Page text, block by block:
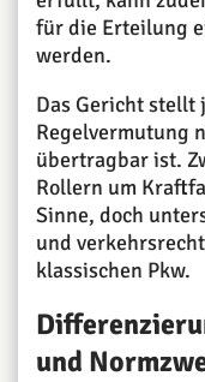
für die Erteilung
werden.
Das Gericht stellt
Regelvermutung
übertragbar ist.
Rollern um
Sinne, doch
und
klassischen Pkw.
und